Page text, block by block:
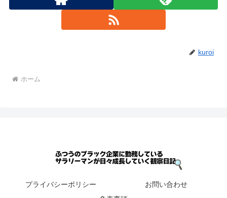
kuroi
ホーム
プライバシーポリシー
お問い合わせ